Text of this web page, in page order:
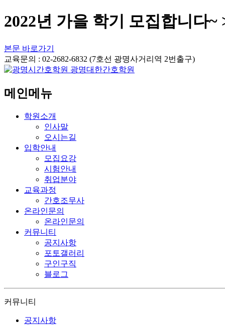
2022년 가을 학기 모집합니다~
본문 바로가기
교육문의 : 02-2682-6832 (7호선 광명사거리역 2번출구)
메인메뉴
학원소개
인사말
오시는길
입학안내
모집요강
시험안내
취업분야
교육과정
간호조무사
온라인문의
온라인문의
커뮤니티
공지사항
포토갤러리
구인구직
블로그
커뮤니티
공지사항